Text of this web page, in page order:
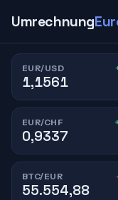
Umrechnung
EUR/USD
1,1561
EUR/CHF
0,9337
BTC/EUR
55.554,88